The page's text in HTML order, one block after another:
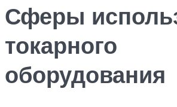
Сферы
токарного
оборудования